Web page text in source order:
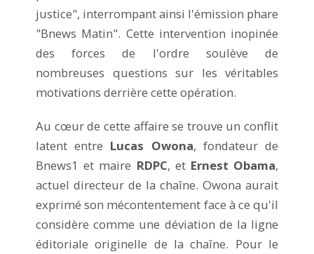
justice", interrompant ainsi l'émission phare
"Bnews Matin". Cette intervention inopinée
des forces de l'ordre soulève de
nombreuses questions sur les véritables
motivations derrière cette opération.
Au cœur de cette affaire se trouve un conflit
latent entre Lucas Owona, fondateur de
Bnews1 et maire RDPC, et Ernest Obama,
actuel directeur de la chaîne. Owona aurait
exprimé son mécontentement face à ce qu'il
considère comme une déviation de la ligne
éditoriale originelle de la chaîne. Pour le